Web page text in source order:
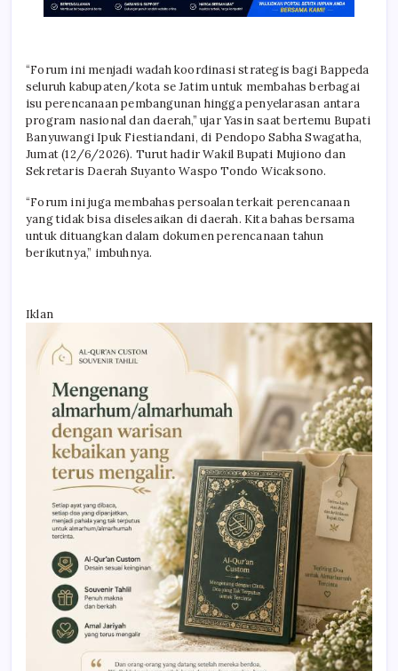
“Forum ini menjadi wadah koordinasi strategis bagi Bappeda
seluruh kabupaten/kota se Jatim untuk membahas berbagai
isu perencanaan pembangunan hingga penyelarasan antara
program nasional dan daerah,” ujar Yasin saat bertemu Bupati
Banyuwangi Ipuk Fiestiandani, di Pendopo Sabha Swagatha,
Jumat (12/6/2026). Turut hadir Wakil Bupati Mujiono dan
Sekretaris Daerah Suyanto Waspo Tondo Wicaksono.
“Forum ini juga membahas persoalan terkait perencanaan
yang tidak bisa diselesaikan di daerah. Kita bahas bersama
untuk dituangkan dalam dokumen perencanaan tahun
berikutnya,” imbuhnya.
Iklan